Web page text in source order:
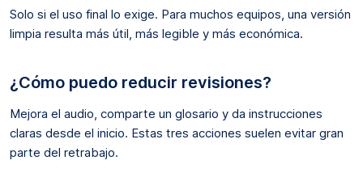
Solo si el uso final lo exige. Para muchos equipos, una versión
limpia resulta más útil, más legible y más económica.
¿Cómo puedo reducir revisiones?
Mejora el audio, comparte un glosario y da instrucciones
claras desde el inicio. Estas tres acciones suelen evitar gran
parte del retrabajo.